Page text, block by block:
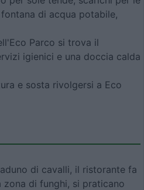
di acqua potabile,
Parco si trova il
igienici e una doccia calda
e sosta rivolgersi a Eco
di cavalli, il ristorante fa
di funghi, si praticano